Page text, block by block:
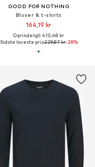
GOOD FOR NOTHING
Bluser & t-shirts
164,19 kr
Oprindeligt: 410,48 kr
Sidste laveste pris:229,87 kr-28%